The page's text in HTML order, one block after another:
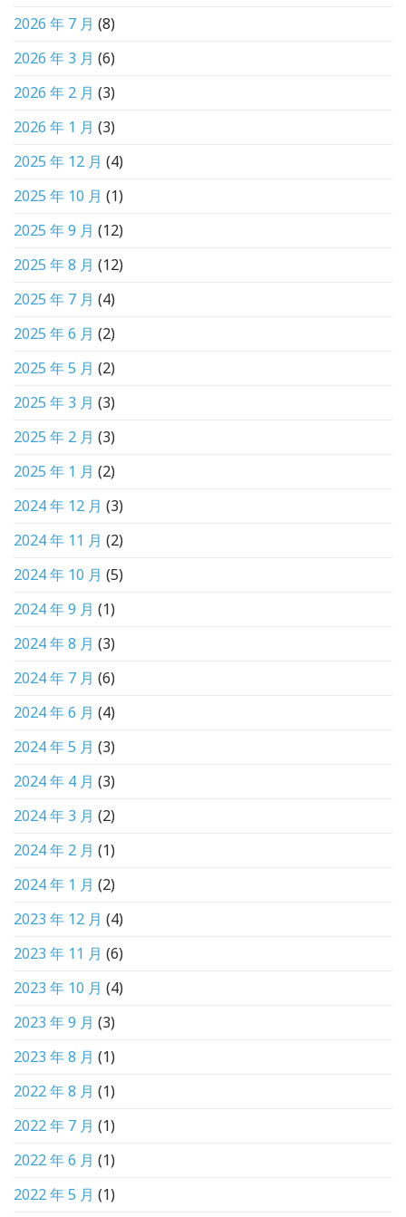
2026 年 7 月 (8)
2026 年 3 月 (6)
2026 年 2 月 (3)
2026 年 1 月 (3)
2025 年 12 月 (4)
2025 年 10 月 (1)
2025 年 9 月 (12)
2025 年 8 月 (12)
2025 年 7 月 (4)
2025 年 6 月 (2)
2025 年 5 月 (2)
2025 年 3 月 (3)
2025 年 2 月 (3)
2025 年 1 月 (2)
2024 年 12 月 (3)
2024 年 11 月 (2)
2024 年 10 月 (5)
2024 年 9 月 (1)
2024 年 8 月 (3)
2024 年 7 月 (6)
2024 年 6 月 (4)
2024 年 5 月 (3)
2024 年 4 月 (3)
2024 年 3 月 (2)
2024 年 2 月 (1)
2024 年 1 月 (2)
2023 年 12 月 (4)
2023 年 11 月 (6)
2023 年 10 月 (4)
2023 年 9 月 (3)
2023 年 8 月 (1)
2022 年 8 月 (1)
2022 年 7 月 (1)
2022 年 6 月 (1)
2022 年 5 月 (1)